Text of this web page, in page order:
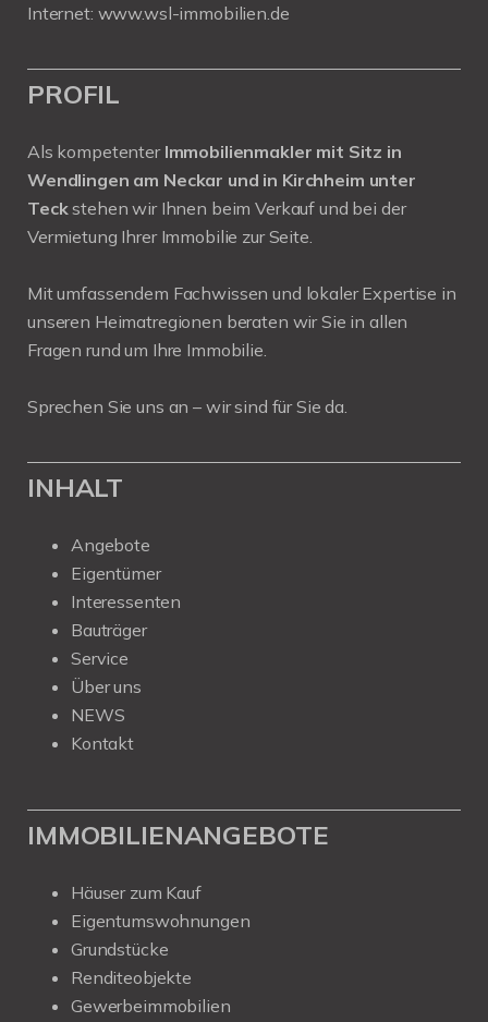
Internet: www.wsl-immobilien.de
PROFIL
Als kompetenter Immobilienmakler mit Sitz in
Wendlingen am Neckar und in Kirchheim unter
Teckstehen wir Ihnen beim Verkauf und bei der
Vermietung Ihrer Immobilie zur Seite.
Mit umfassendem Fachwissen und lokaler Expertise in
unseren Heimatregionen beraten wir Sie in allen
Fragen rund um Ihre Immobilie.
Sprechen Sie uns an – wir sind für Sie da.
INHALT
Angebote
Eigentümer
Interessenten
Bauträger
Service
Über uns
NEWS
Kontakt
IMMOBILIENANGEBOTE
Häuser zum Kauf
Eigentumswohnungen
Grundstücke
Renditeobjekte
Gewerbeimmobilien